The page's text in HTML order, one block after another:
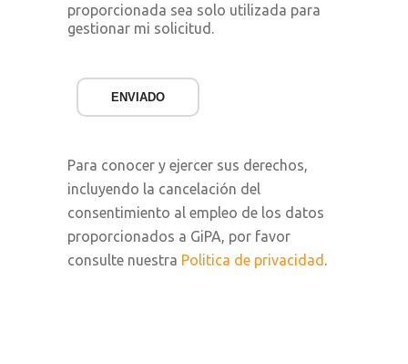
proporcionada sea solo utilizada para
gestionar mi solicitud.
ENVIADO
Para conocer y ejercer sus derechos,
incluyendo la cancelación del
consentimiento al empleo de los datos
proporcionados a GiPA, por favor
consulte nuestra Politica de privacidad .